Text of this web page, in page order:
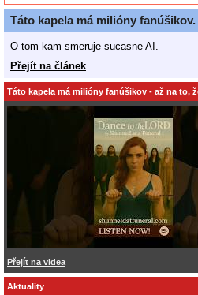
Táto kapela má milióny
O tom kam smeruje sucasne AI.
Přejít na článek
Táto kapela má milióny fanúšikov - až na to,
Přejít na videa
Aktuality